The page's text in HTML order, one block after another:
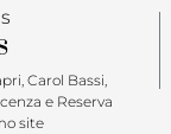
Carol Bassi,
e Reserva
site